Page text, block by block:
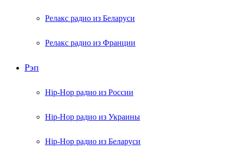
Релакс радио из Беларуси
Релакс радио из Франции
Рэп
Hip-Hop радио из России
Hip-Hop радио из Украины
Hip-Hop радио из Беларуси